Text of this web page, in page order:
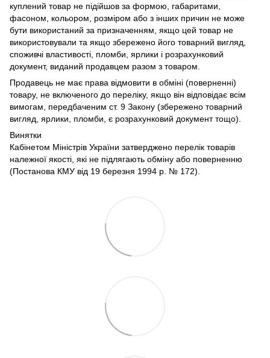
куплений товар не підійшов за формою, габаритами,
фасоном, кольором, розміром або з інших причин не може
бути використаний за призначенням, якщо цей товар не
використовували та якщо збережено його товарний вигляд,
споживчі властивості, пломби, ярлики і розрахунковий
документ, виданий продавцем разом з товаром.
Продавець не має права відмовити в обміні (поверненні)
товару, не включеного до переліку, якщо він відповідає всім
вимогам, передбаченим ст. 9 Закону (збережено товарний
вигляд, ярлики, пломби, є розрахунковий документ тощо).
Винятки
Кабінетом Міністрів України затверджено перелік товарів
належної якості, які не підлягають обміну або поверненню
(Постанова КМУ від 19 березня 1994 р. № 172).